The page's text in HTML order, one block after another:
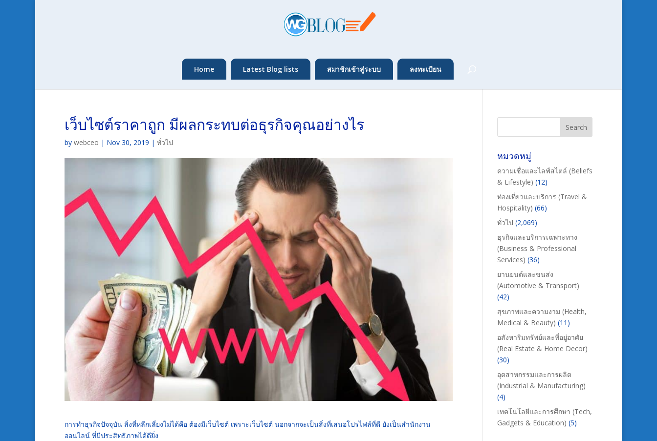
Home Latest Blog lists สมาชิกเข้าสู่ระบบ ลงทะเบียน
เว็บไซต์ราคาถูก มีผลกระทบต่อธุรกิจคุณอย่างไร
by webceo | Nov 30, 2019 | ทั่วไป
การทำธุรกิจปัจจุบัน สิ่งที่หลีกเลี่ยงไม่ได้คือ ต้องมีเว็บไซต์ เพราะเว็บไซต์ นอกจากจะเป็นสิ่งที่เสนอโปรไฟล์ที่ดี ยังเป็นสำนักงาน
ออนไลน์ ที่มีประสิทธิภาพได้ดียิ่ง
หมวดหมู่
ความเชื่อและไลฟ์สไตล์ (Beliefs
& Lifestyle) (12)
ท่องเที่ยวและบริการ (Travel &
Hospitality) (66)
ทั่วไป (2,069)
ธุรกิจและบริการเฉพาะทาง
(Business & Professional
Services) (36)
ยานยนต์และขนส่ง
(Automotive & Transport)
(42)
สุขภาพและความงาม (Health,
Medical & Beauty) (11)
อสังหาริมทรัพย์และที่อยู่อาศัย
(Real Estate & Home Decor)
(30)
อุตสาหกรรมและการผลิต
(Industrial & Manufacturing)
(4)
เทคโนโลยีและการศึกษา (Tech,
Gadgets & Education) (5)